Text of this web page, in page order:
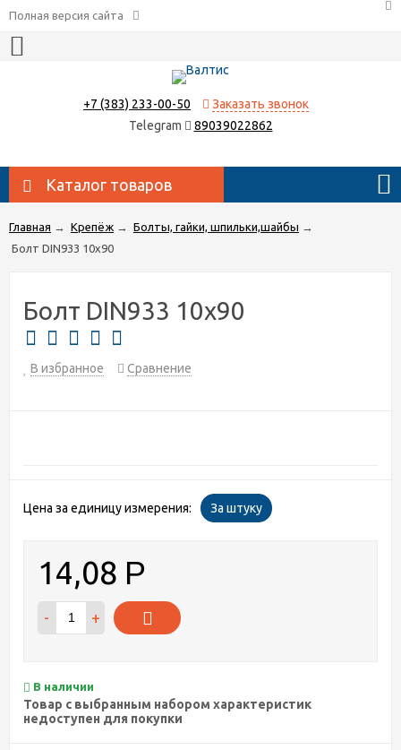
Полная версия сайта
+7 (383) 233-00-50
Заказать звонок
Telegram
89039022862
Каталог товаров
Главная → Крепёж → Болты, гайки, шпильки,шайбы →
Болт DIN933 10х90
Болт DIN933 10х90
В избранное Сравнение
Цена за единицу измерения: За штуку
14,08 Р
- +
В наличии
Товар с выбранным набором характеристик
недоступен для покупки